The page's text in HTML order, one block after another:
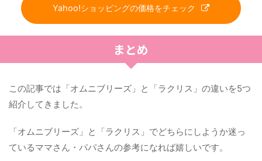
Yahoo!ショッピングの価格をチェック
まとめ
この記事では「オムニブリーズ」と「ラクリス」の違いを5つ
紹介してきました。
「オムニブリーズ」と「ラクリス」でどちらにしようか迷っ
ているママさん・パパさんの参考になれば嬉しいです。